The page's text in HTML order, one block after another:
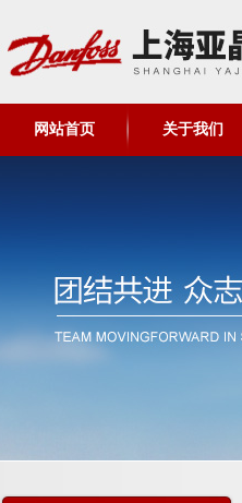
网站首页 关于我们